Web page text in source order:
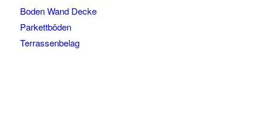
Boden Wand Decke
Parkettböden
Terrassenbelag